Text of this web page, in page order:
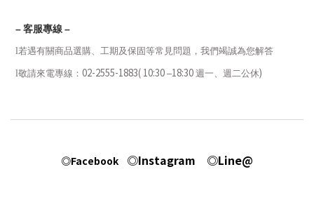
–客服專線–
l若遇有關商品選購、工期及保固等常見問題，我們竭誠為您解答
l敬請來電專線： 02-2555-1883( 10:30 –18:30 週一、週二公休)
◎Facebook ◎Instagram ◎Line@